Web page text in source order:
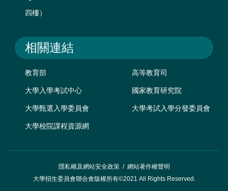
四樓）
相關連結
教育部 高等教育司
大學入學考試中心 國家教育研究院
大學甄選入學委員會 大學考試入學分發委員會
大學校院課程資源網
隱私權及網站安全政策/ 網站著作權聲明
大學招生委員會聯合會版權所有©2021 All Rights Reserved.